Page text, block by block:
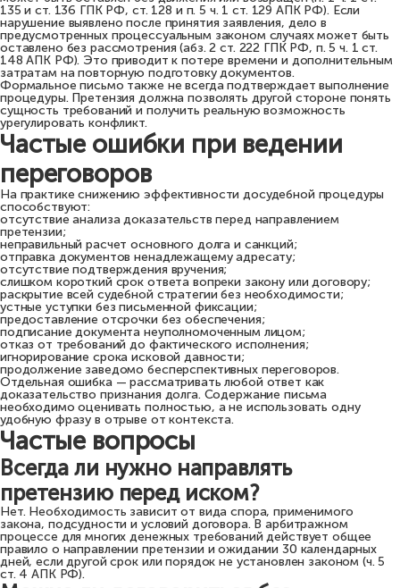
135 и ст. 136 ГПК РФ, ст. 128 и п. 5 ч. 1 ст. 129 АПК РФ). Если
нарушение выявлено после принятия заявления, дело в
предусмотренных процессуальным законом случаях может быть
оставлено без рассмотрения (абз. 2 ст. 222 ГПК РФ, п. 5 ч. 1 ст.
148 АПК РФ). Это приводит к потере времени и дополнительным
затратам на повторную подготовку документов.
Формальное письмо также не всегда подтверждает выполнение
процедуры. Претензия должна позволять другой стороне понять
сущность требований и получить реальную возможность
урегулировать конфликт.
Частые ошибки при ведении
переговоров
На практике снижению эффективности досудебной процедуры
способствуют:
отсутствие анализа доказательств перед направлением
претензии;
неправильный расчет основного долга и санкций;
отправка документов ненадлежащему адресату;
отсутствие подтверждения вручения;
слишком короткий срок ответа вопреки закону или договору;
раскрытие всей судебной стратегии без необходимости;
устные уступки без письменной фиксации;
предоставление отсрочки без обеспечения;
подписание документа неуполномоченным лицом;
отказ от требований до фактического исполнения;
игнорирование срока исковой давности;
продолжение заведомо бесперспективных переговоров.
Отдельная ошибка — рассматривать любой ответ как
доказательство признания долга. Содержание письма
необходимо оценивать полностью, а не использовать одну
удобную фразу в отрыве от контекста.
Частые вопросы
Всегда ли нужно направлять
претензию перед иском?
Нет. Необходимость зависит от вида спора, применимого
закона, подсудности и условий договора. В арбитражном
процессе для многих денежных требований действует общее
правило о направлении претензии и ожидании 30 календарных
дней, если другой срок или порядок не установлен законом (ч. 5
ст. 4 АПК РФ).